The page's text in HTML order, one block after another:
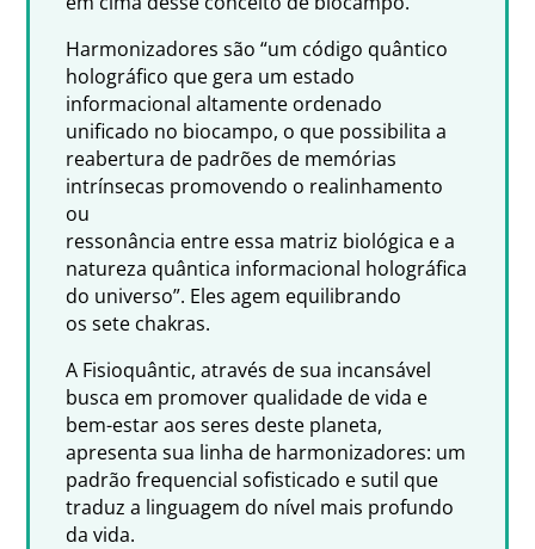
Harmonizadores são “um código quântico
holográfico que gera um estado
informacional altamente ordenado
unificado no biocampo, o que possibilita a
reabertura de padrões de memórias
intrínsecas promovendo o realinhamento
ou
ressonância entre essa matriz biológica e a
natureza quântica informacional holográfica
do universo”. Eles agem equilibrando
os sete chakras.
A Fisioquântic, através de sua incansável
busca em promover qualidade de vida e
bem-estar aos seres deste planeta,
apresenta sua linha de harmonizadores: um
padrão frequencial sofisticado e sutil que
traduz a linguagem do nível mais profundo
da vida.